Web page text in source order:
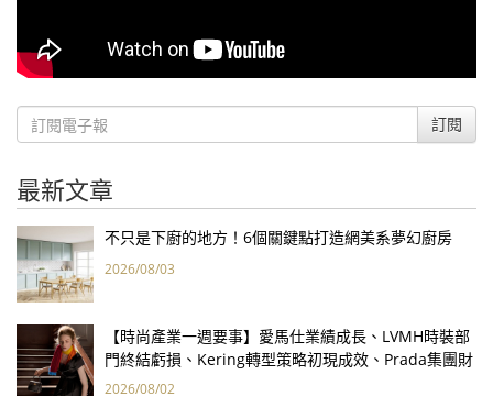
訂閱
最新文章
不只是下廚的地方！6個關鍵點打造網美系夢幻廚房
2026/08/03
【時尚產業一週要事】愛馬仕業績成長、LVMH時裝部
門終結虧損、Kering轉型策略初現成效、Prada集團財
報亮眼
2026/08/02